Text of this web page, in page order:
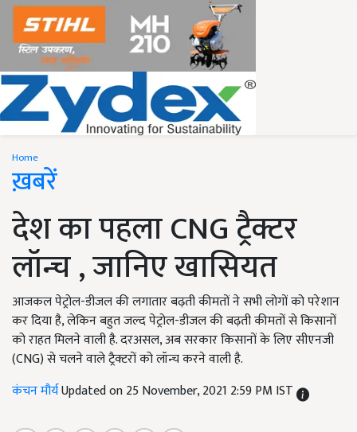
Home
ख़बरें
देश का पहला CNG ट्रैक्टर
लॉन्च , जानिए खासियत
आजकल पेट्रोल-डीजल की लगातार बढ़ती कीमतों ने सभी लोगों को परेशान
कर दिया है, लेकिन बहुत जल्द पेट्रोल-डीजल की बढ़ती कीमतों से किसानों
को राहत मिलने वाली है. दरअसल, अब सरकार किसानों के लिए सीएनजी
(CNG) से चलने वाले ट्रैक्टरों को लॉन्च करने वाली है.
कंचन मौर्यUpdated on 25 November, 2021 2:59 PM IST